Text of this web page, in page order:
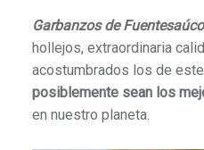
Garbanzos de Fuentesaúco
hollejos, extraordinaria
acostumbrados los de
posiblemente sean los
en nuestro planeta.